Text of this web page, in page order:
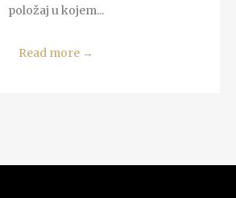
položaj u kojem...
Read more →